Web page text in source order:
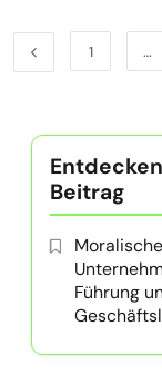
1 …
Beitrag
Führung